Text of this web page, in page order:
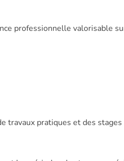
professionnelle valorisable
travaux pratiques et des stages